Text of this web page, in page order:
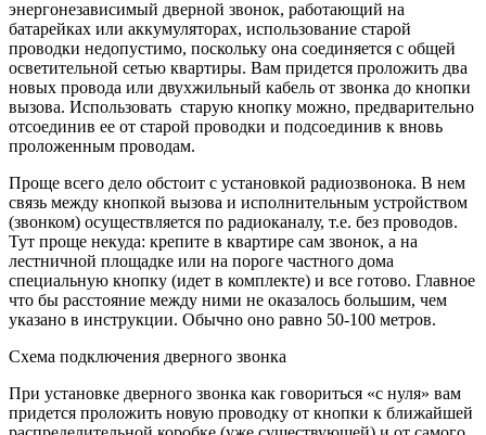
энергонезависимый дверной звонок, работающий на
батарейках или аккумуляторах, использование старой
проводки недопустимо, поскольку она соединяется с общей
осветительной сетью квартиры. Вам придется проложить два
новых провода или двухжильный кабель от звонка до кнопки
вызова. Использовать старую кнопку можно, предварительно
отсоединив ее от старой проводки и подсоединив к вновь
проложенным проводам.
Проще всего дело обстоит с установкой радиозвонока. В нем
связь между кнопкой вызова и исполнительным устройством
(звонком) осуществляется по радиоканалу, т.е. без проводов.
Тут проще некуда: крепите в квартире сам звонок, а на
лестничной площадке или на пороге частного дома
специальную кнопку (идет в комплекте) и все готово. Главное
что бы расстояние между ними не оказалось большим, чем
указано в инструкции. Обычно оно равно 50-100 метров.
Схема подключения дверного звонка
При установке дверного звонка как говориться «с нуля» вам
придется проложить новую проводку от кнопки к ближайшей